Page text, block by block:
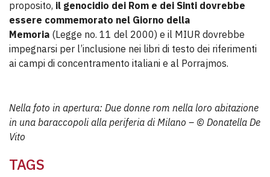
proposito, il genocidio dei Rom e dei Sinti dovrebbe
essere commemorato nel Giorno della
Memoria (Legge no. 11 del 2000) e il MIUR dovrebbe
impegnarsi per l’inclusione nei libri di testo dei riferimenti
ai campi di concentramento italiani e al Porrajmos.
Nella foto in apertura: Due donne rom nella loro abitazione
in una baraccopoli alla periferia di Milano – © Donatella De
Vito
TAGS